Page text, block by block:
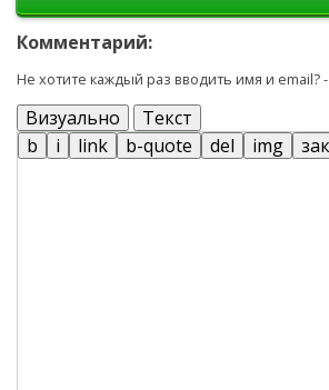
Комментарий:
Не хотите каждый раз вводить имя и email? -
Визуально Текст